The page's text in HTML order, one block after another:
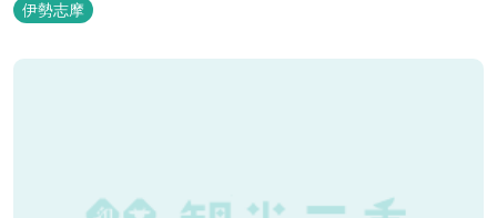
使用した「三重ブランドBBQプラン」や、1人前350ｇと食べ応え
のあるお肉を用意した「肉盛りプラン」などからお選びできま
伊勢志摩